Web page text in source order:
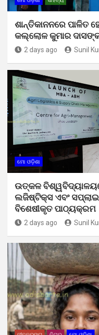
ଶାନ୍ତିକାନନରେ ପାଳିତ
କଲ୍ଲୋଳ କୁମାର
2 days ago Sunil
ମୋ ଓଡ଼ିଶା
ଉତ୍କଳ
ଲଜିଷ୍ଟିକ୍ସ ଏବଂ
ବିଶେଷୀକୃତ ପାଠ୍ୟକ୍ରମ
2 days ago Sunil